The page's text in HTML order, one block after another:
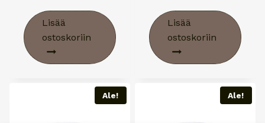
oli:
45,50 €.29,90 €.
Lisää
ostoskoriin
oli:
44,20 €.29,90 €.
Lisää
ostoskoriin
Ale! Ale!